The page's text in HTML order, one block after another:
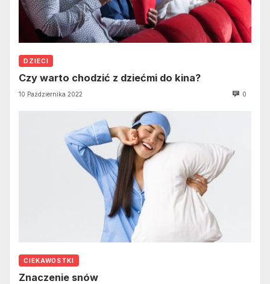
DZIECI
Czy warto chodzić z dziećmi do kina?
10 Października 2022 0
CIEKAWOSTKI
Znaczenie snów